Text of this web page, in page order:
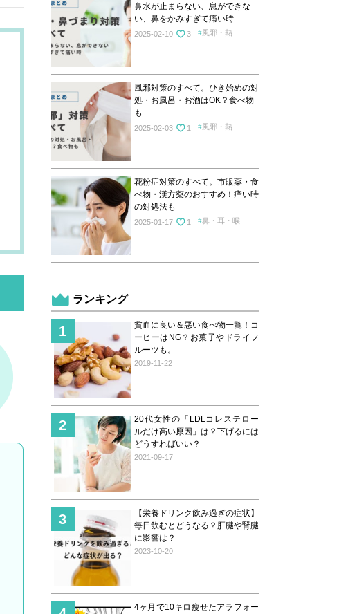
鼻水が止まらない、息ができな
い、鼻をかみすぎて痛い時
2025-02-10 3 風邪・熱
風邪対策のすべて。ひき始めの対
処・お風呂・お酒はOK？食べ物
も
2025-02-03 1 風邪・熱
花粉症対策のすべて。市販薬・食
べ物・漢方薬のおすすめ！痒い時
の対処法も
2025-01-17 1 鼻・耳・喉
ランキング
貧血に良い＆悪い食べ物一覧！コ
ーヒーはNG？お菓子やドライフ
ルーツも。
2019-11-22
20代女性の「LDLコレステロー
ルだけ高い原因」は？下げるには
どうすればいい？
2021-09-17
【栄養ドリンク飲み過ぎの症状】
毎日飲むとどうなる？肝臓や腎臓
に影響は？
2023-10-20
4ヶ月で10キロ痩せたアラフォー